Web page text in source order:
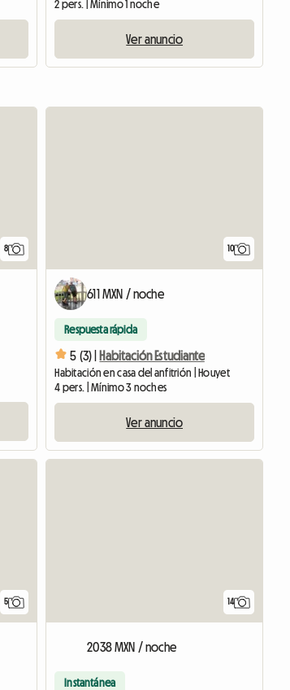
2 pers. | Mínimo 1 noche
Ver anuncio
8 10
611 MXN / noche
Respuesta rápida
5 (3) | Habitación Estudiante
Habitación en casa del anfitrión | Houyet
4 pers. | Mínimo 3 noches
Ver anuncio
5 14
2038 MXN / noche
Instantánea